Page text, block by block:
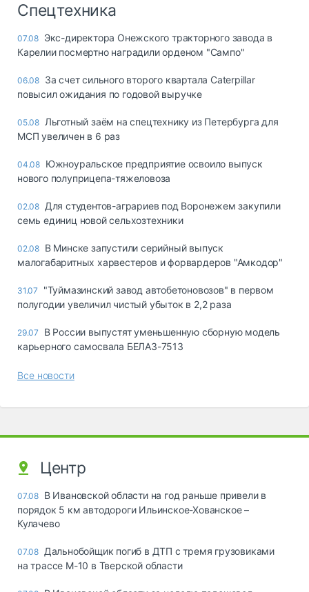
Спецтехника
07.08 Экс-директора Онежского тракторного завода в
Карелии посмертно наградили орденом "Сампо"
06.08 За счет сильного второго квартала Caterpillar
повысил ожидания по годовой выручке
05.08 Льготный заём на спецтехнику из Петербурга для
МСП увеличен в 6 раз
04.08 Южноуральское предприятие освоило выпуск
нового полуприцепа-тяжеловоза
02.08 Для студентов-аграриев под Воронежем закупили
семь единиц новой сельхозтехники
02.08 В Минске запустили серийный выпуск
малогабаритных харвестеров и форвардеров "Амкодор"
31.07
"Туймазинский завод автобетоновозов" в первом
полугодии увеличил чистый убыток в 2,2 раза
29.07
В России выпустят уменьшенную сборную модель
карьерного самосвала БЕЛАЗ-7513
Все новости
Центр
07.08 В Ивановской области на год раньше привели в
порядок 5 км автодороги Ильинское-Хованское –
Кулачево
07.08 Дальнобойщик погиб в ДТП с тремя грузовиками
на трассе М-10 в Тверской области